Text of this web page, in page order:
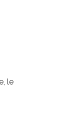
le